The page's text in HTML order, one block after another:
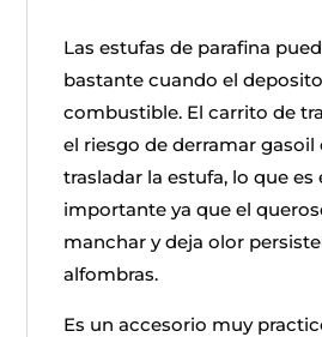
Las estufas de parafina
bastante cuando el
combustible. El carrito de
el riesgo de derramar gasoil
trasladar la estufa, lo que
importante ya que el
manchar y deja olor
alfombras.
Es un accesorio muy